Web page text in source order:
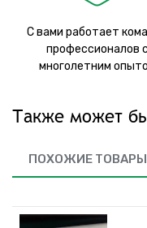
С вами работает
профессионалов с
многолетним
Также может
ПОХОЖИЕ ТОВАРЫ